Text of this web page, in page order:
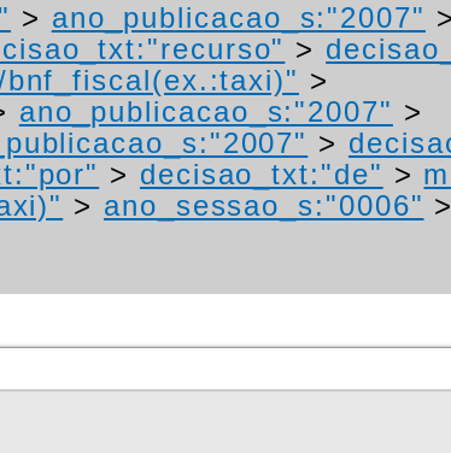
> ano_publicacao_s:"2007" >
>
>
ano_publicacao_s:"2007" >
>
> decisao_txt:"de" >
> ano_sessao_s:"0006" >